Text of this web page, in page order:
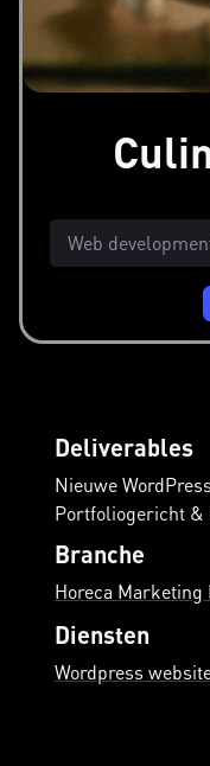
Web
Deliverables
Nieuwe
Portfoliogericht
Branche
Horeca Marketing
Diensten
Wordpress